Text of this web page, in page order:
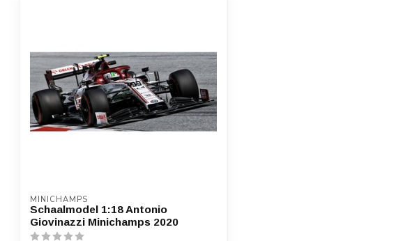
MINICHAMPS
Schaalmodel 1:18 Antonio
Giovinazzi Minichamps 2020